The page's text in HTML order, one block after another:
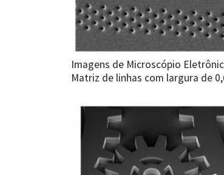
Imagens de Microscópio
Matriz de linhas com largura de